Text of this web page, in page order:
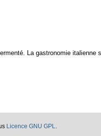
La gastronomie italienne
Licence GNU GPL.